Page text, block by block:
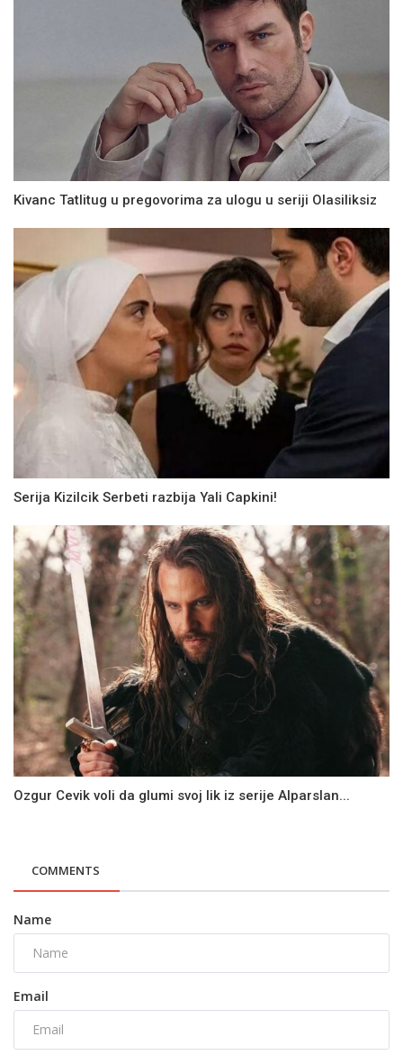
Kivanc Tatlitug u pregovorima za ulogu u seriji Olasiliksiz
Serija Kizilcik Serbeti razbija Yali Capkini!
Ozgur Cevik voli da glumi svoj lik iz serije Alparslan...
COMMENTS
Name
Email